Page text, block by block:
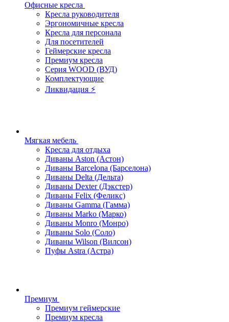
Офисные кресла
Кресла руководителя
Эргономичные кресла
Кресла для персонала
Для посетителей
Геймерские кресла
Премиум кресла
Серия WOOD (ВУД)
Комплектующие
Ликвидация ⚡
Мягкая мебель
Кресла для отдыха
Диваны Aston (Астон)
Диваны Barcelona (Барселона)
Диваны Delta (Дельта)
Диваны Dexter (Дэкстер)
Диваны Felix (Феликс)
Диваны Gamma (Гамма)
Диваны Marko (Марко)
Диваны Monro (Монро)
Диваны Solo (Соло)
Диваны Wilson (Вилсон)
Пуфы Astra (Астра)
Премиум
Премиум геймерские
Премиум кресла